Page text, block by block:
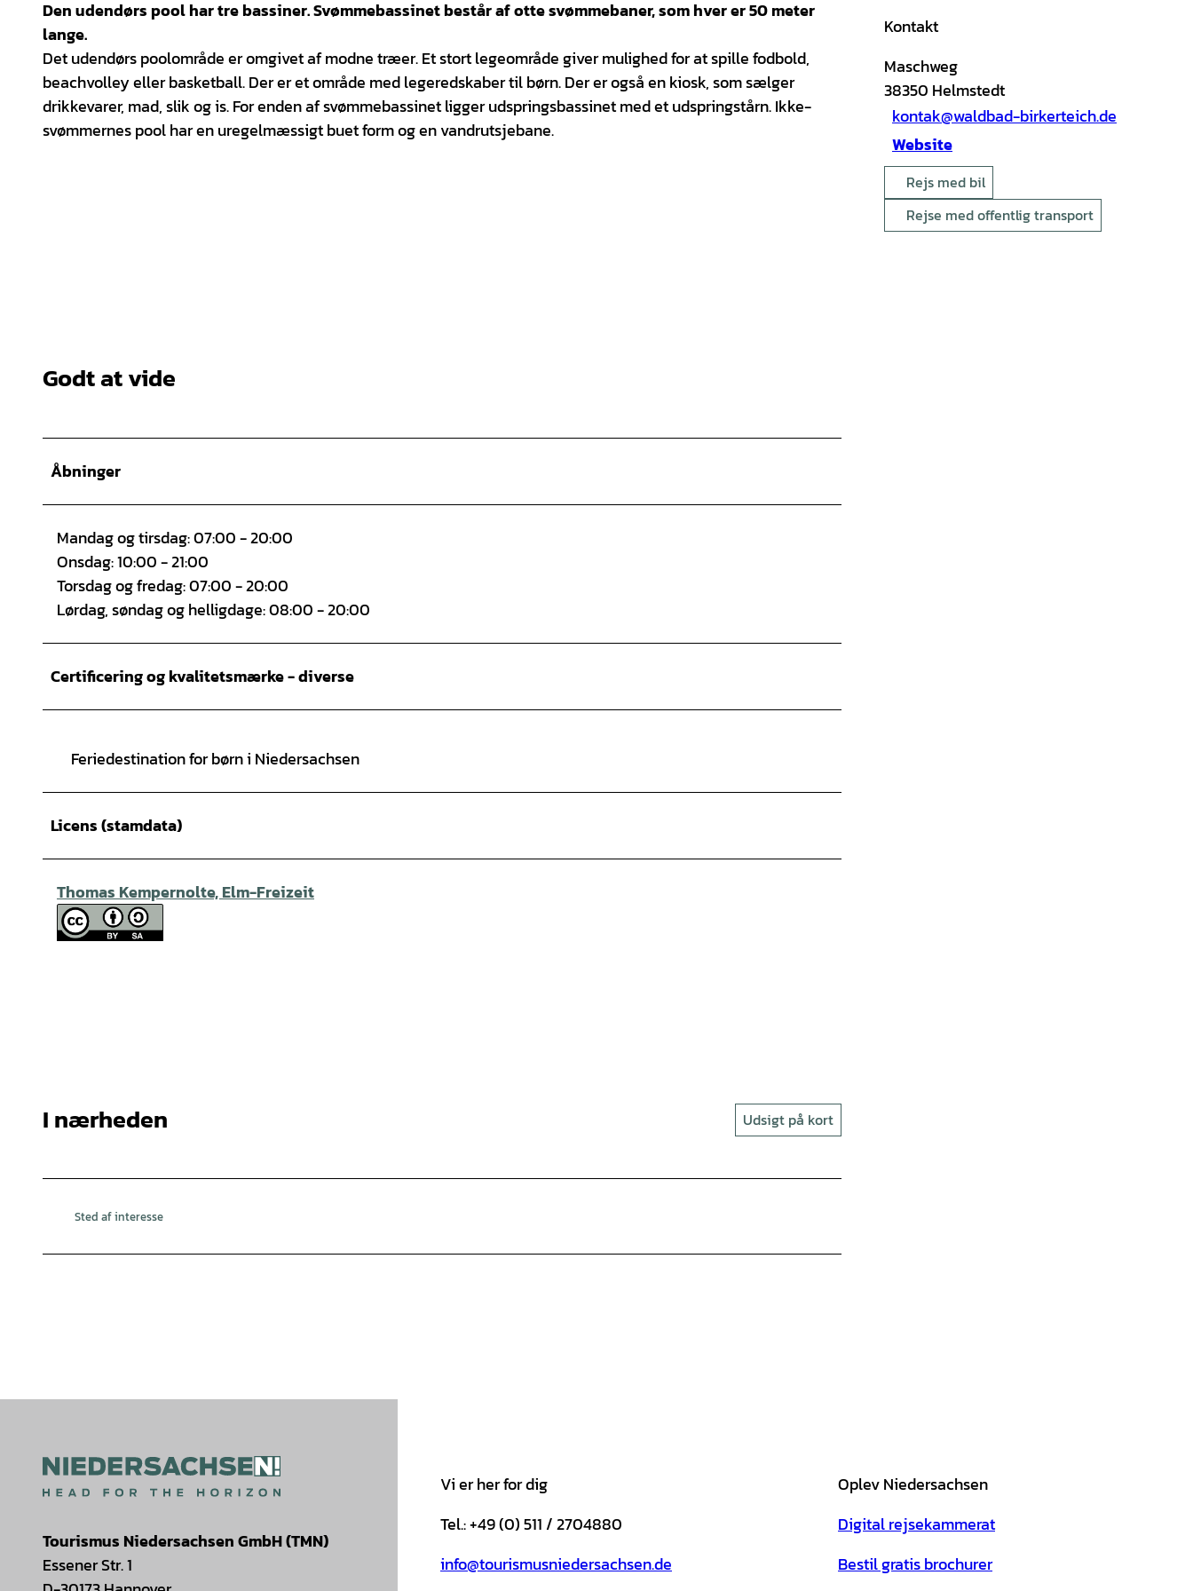
Den udendørs pool har tre bassiner. Svømmebassinet består af otte svømmebaner, som hver er 50 meter
lange.
Det udendørs poolområde er omgivet af modne træer. Et stort legeområde giver mulighed for at spille fodbold,
beachvolley eller basketball. Der er et område med legeredskaber til børn. Der er også en kiosk, som sælger
drikkevarer, mad, slik og is. For enden af svømmebassinet ligger udspringsbassinet med et udspringstårn. Ikke-
svømmernes pool har en uregelmæssigt buet form og en vandrutsjebane.
Godt at vide
Åbninger
Mandag og tirsdag: 07:00 - 20:00
Onsdag: 10:00 - 21:00
Torsdag og fredag: 07:00 - 20:00
Lørdag, søndag og helligdage: 08:00 - 20:00
Certificering og kvalitetsmærke - diverse
Feriedestination for børn i Niedersachsen
Licens (stamdata)
Thomas Kempernolte, Elm-Freizeit
I nærheden Udsigt på kort
Sted af interesse
Kontakt
Maschweg
38350 Helmstedt
kontak@waldbad-birkerteich.de
Website
Rejs med bil
Rejse med offentlig transport
Tourismus Niedersachsen GmbH (TMN)
Essener Str. 1
Vi er her for dig
Tel.: +49 (0) 511 / 2704880
info@tourismusniedersachsen.de
Oplev Niedersachsen
Digital rejsekammerat
Bestil gratis brochurer